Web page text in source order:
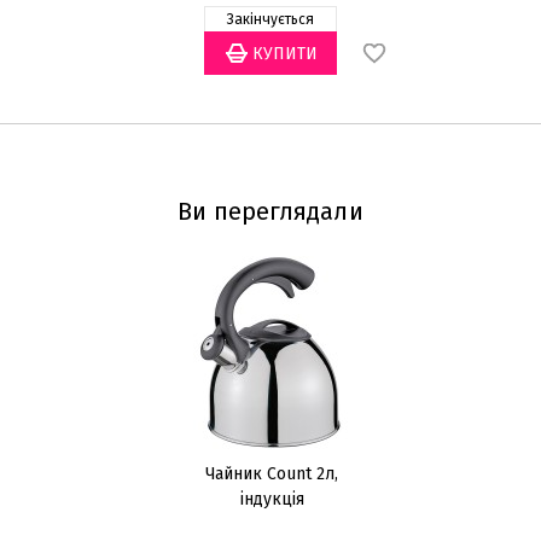
Закінчується
Ви переглядали
Чайник Count 2л,
індукція